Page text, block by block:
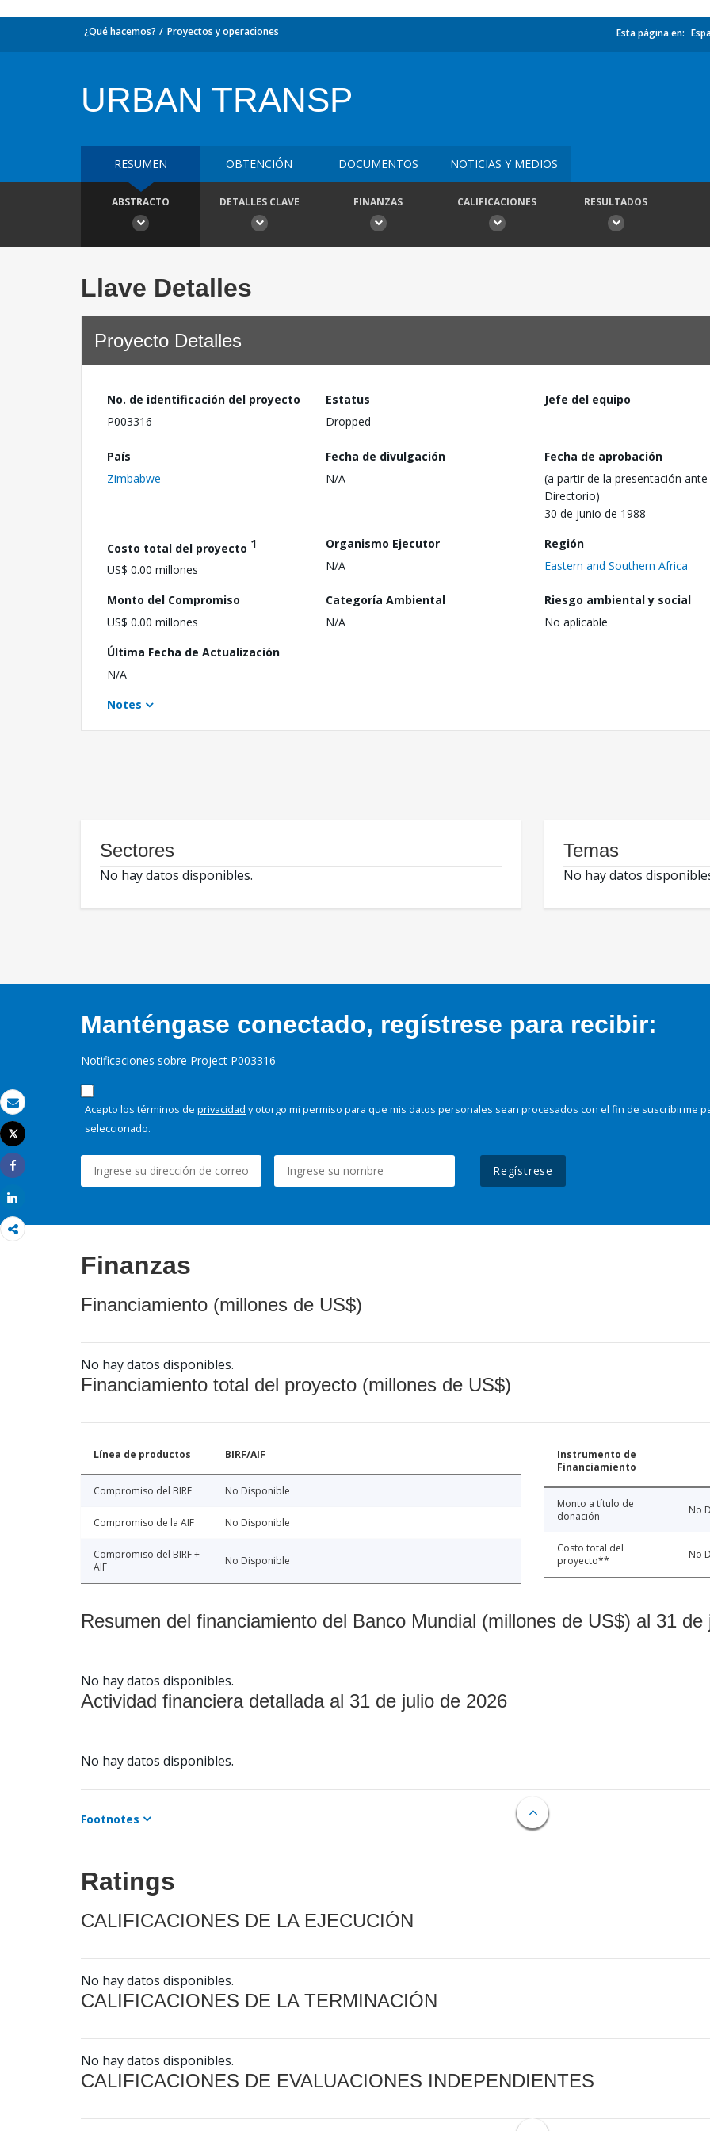
Correo electrónico
Imprimir
Tweet
Share
¿Qué hacemos? Proyectos y operaciones Esta página en:
URBAN TRANSP
RESUMEN OBTENCIÓN DOCUMENTOS NOTICIAS Y MEDIOS
ABSTRACTO DETALLES CLAVE FINANZAS CALIFICACIONES RESULTADOS
Llave Detalles
Proyecto Detalles
No. de identificación del proyecto
P003316
Estatus
Dropped
Jefe del equipo
País
Zimbabwe
Fecha de divulgación
N/A
Fecha de aprobación
(a partir de la presentación ante
Directorio)
30 de junio de 1988
Costo total del proyecto 1
US$ 0.00 millones
Organismo Ejecutor
N/A
Región
Eastern and Southern Africa
Monto del Compromiso
US$ 0.00 millones
Categoría Ambiental
N/A
Riesgo ambiental y social
No aplicable
Última Fecha de Actualización
N/A
Notes
Sectores
No hay datos disponibles.
Temas
No hay datos
Manténgase conectado, regístrese para recibir:
Notificaciones sobre Project P003316
Acepto los términos de privacidad y otorgo mi permiso para que mis datos personales sean procesados con el fin de suscribirme
seleccionado.
Regístrese
Finanzas
Financiamiento (millones de US$)
No hay datos disponibles.
Financiamiento total del proyecto (millones de US$)
Línea de productos BIRF/AIF
Compromiso del BIRF No Disponible
Compromiso de la AIF No Disponible
Compromiso del BIRF +
AIF
No Disponible
Instrumento de
Financiamiento
Monto a título de
donación
No
Costo total del
proyecto**
No
Resumen del financiamiento del Banco Mundial (millones de US$) al 31 de
No hay datos disponibles.
Actividad financiera detallada al 31 de julio de 2026
No hay datos disponibles.
Footnotes
Ratings
CALIFICACIONES DE LA EJECUCIÓN
No hay datos disponibles.
CALIFICACIONES DE LA TERMINACIÓN
No hay datos disponibles.
CALIFICACIONES DE EVALUACIONES INDEPENDIENTES